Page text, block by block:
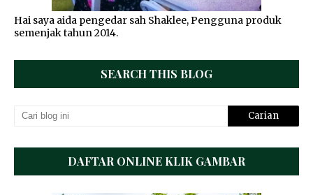
Hai saya aida pengedar sah Shaklee, Pengguna produk
semenjak tahun 2014.
SEARCH THIS BLOG
DAFTAR ONLINE KLIK GAMBAR